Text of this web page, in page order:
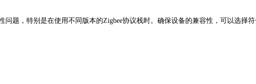
，特别是在使用不同版本的Zigbee协议栈时。确保设备的兼容性，可以选择符